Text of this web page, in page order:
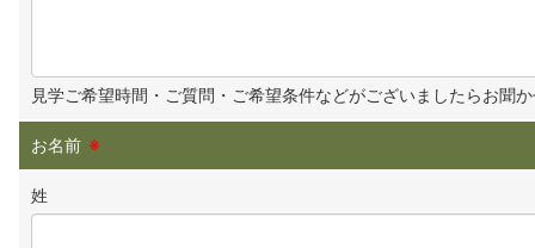
見学ご希望時間・ご質問・ご希望条件などがございましたらお聞
お名前 ※
姓